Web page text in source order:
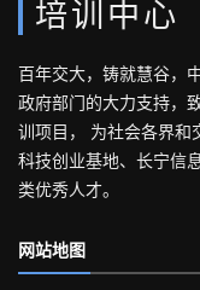
培训中心
百年交大，铸就慧谷，
政府部门的大力支持，
训项目， 为社会各界和
科技创业基地、长宁信
类优秀人才。
网站地图